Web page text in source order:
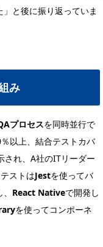
と後に振り返っていま
み
プロセスを同時並行で
以上、結合テストカバ
され、A社のITリーダー
ストはJestを使ってバ
React Nativeで開発し
を使ってコンポーネ